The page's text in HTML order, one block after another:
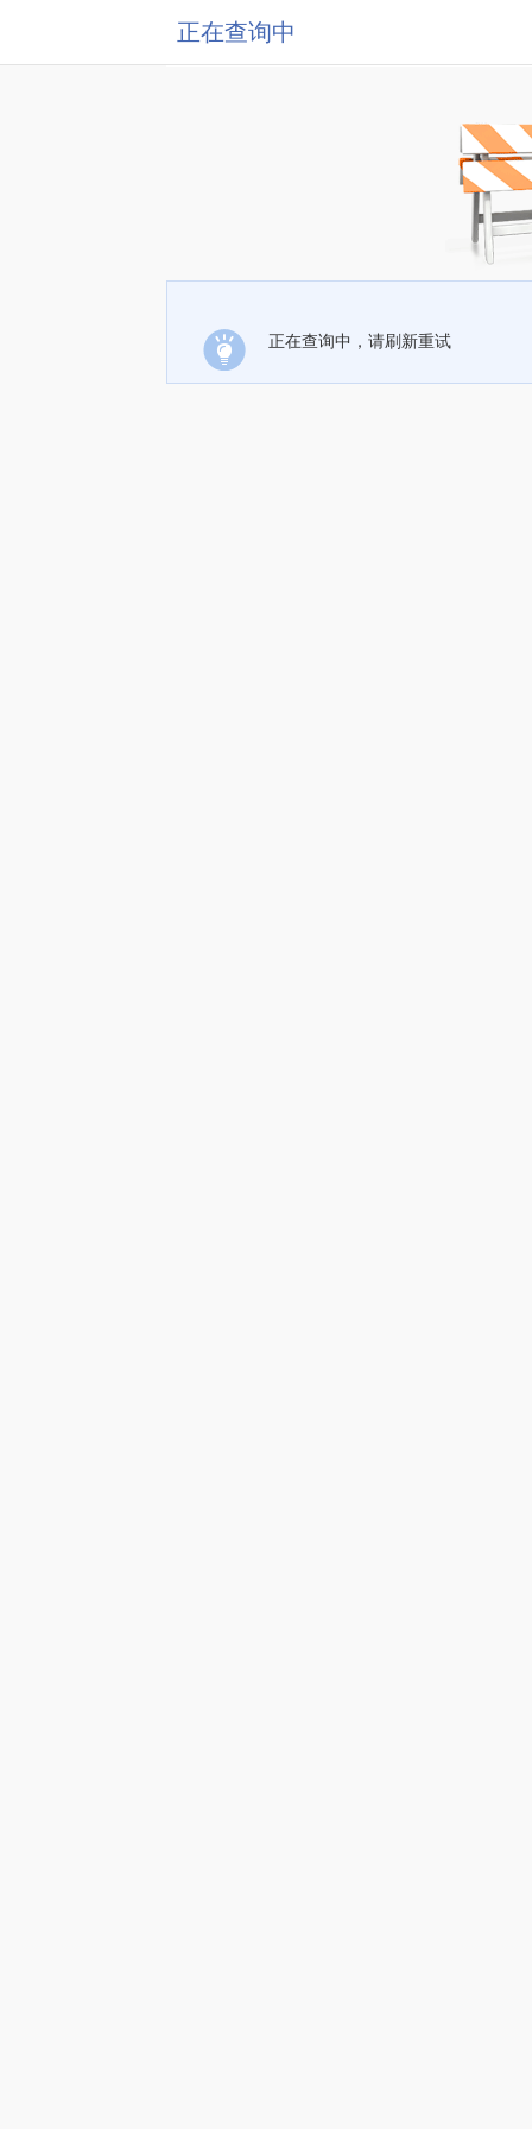
正在查询中
正在查询中，请刷新重试